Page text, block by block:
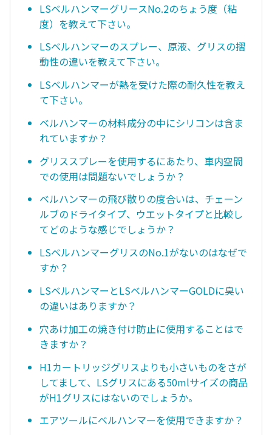
LSベルハンマーグリースNo.2のちょう度（粘
度）を教えて下さい。
LSベルハンマーのスプレー、原液、グリスの摺
動性の違いを教えて下さい。
LSベルハンマーが熱を受けた際の耐久性を教え
て下さい。
ベルハンマーの材料成分の中にシリコンは含ま
れていますか？
グリススプレーを使用するにあたり、車内空間
での使用は問題ないでしょうか？
ベルハンマーの飛び散りの度合いは、チェーン
ルブのドライタイプ、ウエットタイプと比較し
てどのような感じでしょうか？
LSベルハンマーグリスのNo.1がないのはなぜで
すか？
LSベルハンマーとLSベルハンマーGOLDに臭い
の違いはありますか？
穴あけ加工の焼き付け防止に使用することはで
きますか？
H1カートリッジグリスよりも小さいものをさが
してまして、LSグリスにある50mlサイズの商品
がH1グリスにはないのでしょうか。
エアツールにベルハンマーを使用できますか？